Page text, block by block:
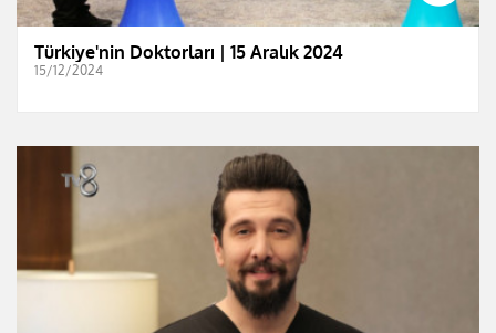
Türkiye'nin Doktorları | 15 Aralık 2024
15/12/2024